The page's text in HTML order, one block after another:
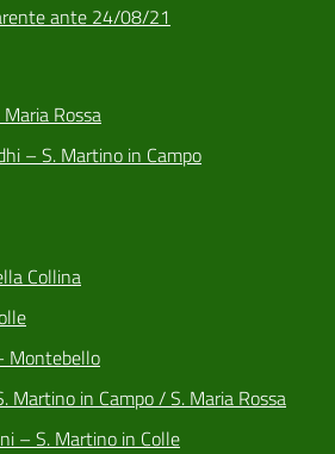
ante 24/08/21
Rossa
– S. Martino in Campo
Collina
Montebello
Martino in Campo / S. Maria Rossa
– S. Martino in Colle